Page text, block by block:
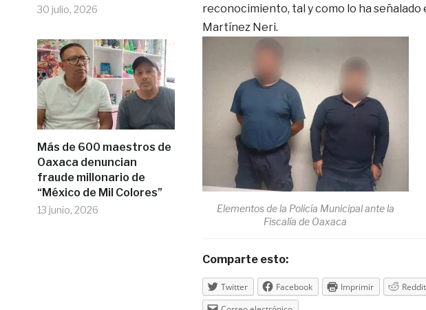
30 julio, 2026
Más de 600 maestros de
Oaxaca denuncian
fraude millonario de
“México de Mil Colores”
13 junio, 2026
reconocimiento, tal y como lo ha
Martínez Neri.
Elementos de la Policía Municipal ante la
Fiscalía de Oaxaca
Comparte esto:
Twitter Facebook Imprimir Reddit